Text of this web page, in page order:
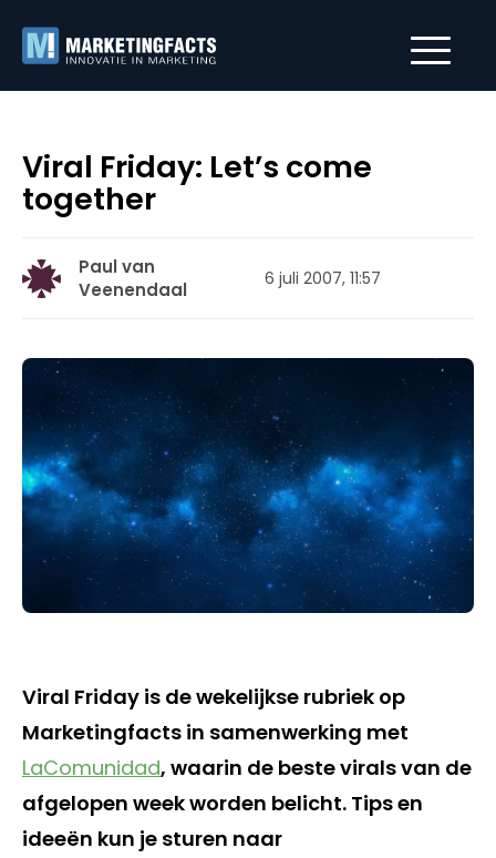
Viral Friday: Let’s come
together
Paul van
Veenendaal
6 juli 2007, 11:57
Viral Friday is de wekelijkse rubriek op
Marketingfacts in samenwerking met
LaComunidad, waarin de beste virals van de
afgelopen week worden belicht. Tips en
ideeën kun je sturen naar